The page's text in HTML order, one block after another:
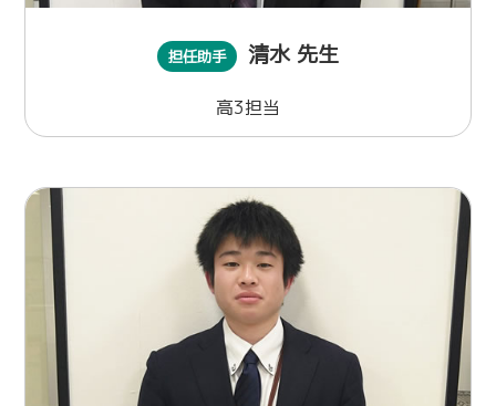
担任助手 清水 先生
高3担当